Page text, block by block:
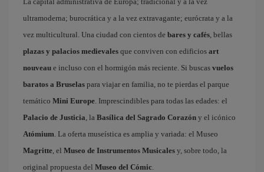
ultramoderna; burocrática y a la vez extravagante; eurócrata y a la
vez multicultural. Una ciudad con cientos de bares y cafés, bellas
plazas y palacios medievales que conviven con edificios art
nouveau e incluso con el hormigón más reciente. Si buscas vuelos
baratos a Bruselas para viajar en familia, no te pierdas el parque
temático Mini Europe. Imprescindibles para todas las edades: el
Palacio de Justicia, la Basílica del Sagrado Corazón y el icónico
Atómium. La oferta museística es amplia y variada: el Museo
Magritte, el Museo de Instrumentos Musicales y, sobre todo, la
original propuesta del Museo del Cómic.